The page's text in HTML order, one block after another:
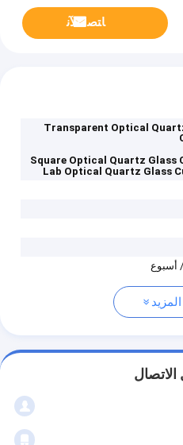
ﺎﺘﺼﻟ ﺍﻶﻧ
Transparent Optical
Square Optical Quartz Glass
Lab Optical Quartz Glass